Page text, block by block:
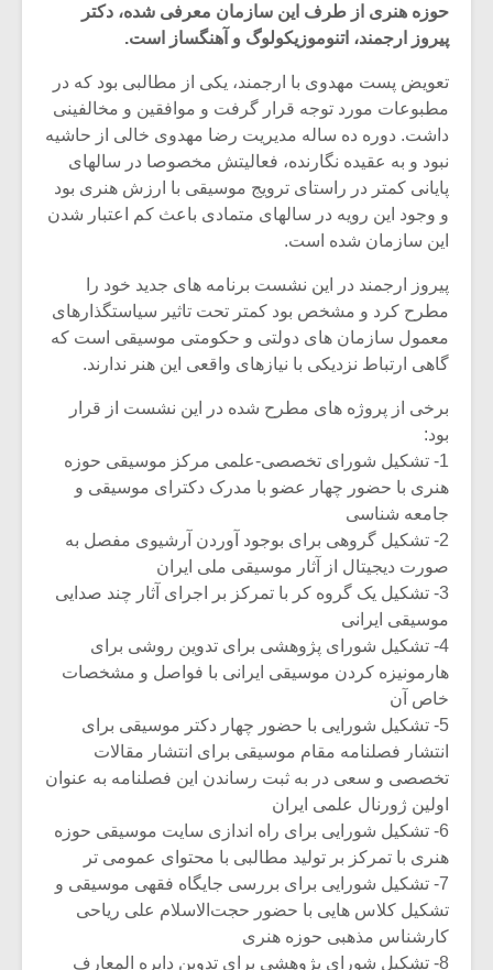
حوزه هنری از طرف این سازمان معرفی شده، دکتر
پیروز ارجمند، اتنوموزیکولوگ و آهنگساز است.
تعویض پست مهدوی با ارجمند، یکی از مطالبی بود که در
مطبوعات مورد توجه قرار گرفت و موافقین و مخالفینی
داشت. دوره ده ساله مدیریت رضا مهدوی خالی از حاشیه
نبود و به عقیده نگارنده، فعالیتش مخصوصا در سالهای
پایانی کمتر در راستای ترویج موسیقی با ارزش هنری بود
و وجود این رویه در سالهای متمادی باعث کم اعتبار شدن
این سازمان شده است.
پیروز ارجمند در این نشست برنامه های جدید خود را
مطرح کرد و مشخص بود کمتر تحت تاثیر سیاستگذارهای
معمول سازمان های دولتی و حکومتی موسیقی است که
گاهی ارتباط نزدیکی با نیازهای واقعی این هنر ندارند.
برخی از پروژه های مطرح شده در این نشست از قرار
بود:
1- تشکیل شورای تخصصی-علمی مرکز موسیقی حوزه
هنری با حضور چهار عضو با مدرک دکترای موسیقی و
جامعه شناسی
2- تشکیل گروهی برای بوجود آوردن آرشیوی مفصل به
صورت دیجیتال از آثار موسیقی ملی ایران
3- تشکیل یک گروه کر با تمرکز بر اجرای آثار چند صدایی
موسیقی ایرانی
4- تشکیل شورای پژوهشی برای تدوین روشی برای
هارمونیزه کردن موسیقی ایرانی با فواصل و مشخصات
خاص آن
5- تشکیل شورایی با حضور چهار دکتر موسیقی برای
انتشار فصلنامه مقام موسیقی برای انتشار مقالات
تخصصی و سعی در به ثبت رساندن این فصلنامه به عنوان
اولین ژورنال علمی ایران
6- تشکیل شورایی برای راه اندازی سایت موسیقی حوزه
هنری با تمرکز بر تولید مطالبی با محتوای عمومی تر
7- تشکیل شورایی برای بررسی جایگاه فقهی موسیقی و
تشکیل کلاس هایی با حضور حجت‌الاسلام علی ریاحی
کارشناس مذهبی حوزه هنری
8- تشکیل شورای پژوهشی برای تدوین دایره المعارف
میکلوش روژا
متن فیلم «متری
اگر نمی توانی
بدنام ترین باش
موسیقی
برگزار